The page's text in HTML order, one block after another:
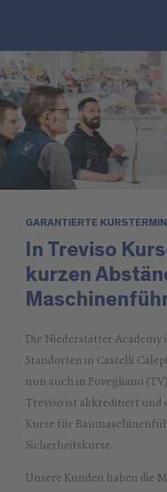
GARANTIERTE
In Treviso
kurzen
Die Niederstätter Academy
Standorten in Castelli
nun auch in Povegliano
Treviso ist akkreditiert und
Kurse für
Sicherheitskurse.
Unsere Kunden haben die